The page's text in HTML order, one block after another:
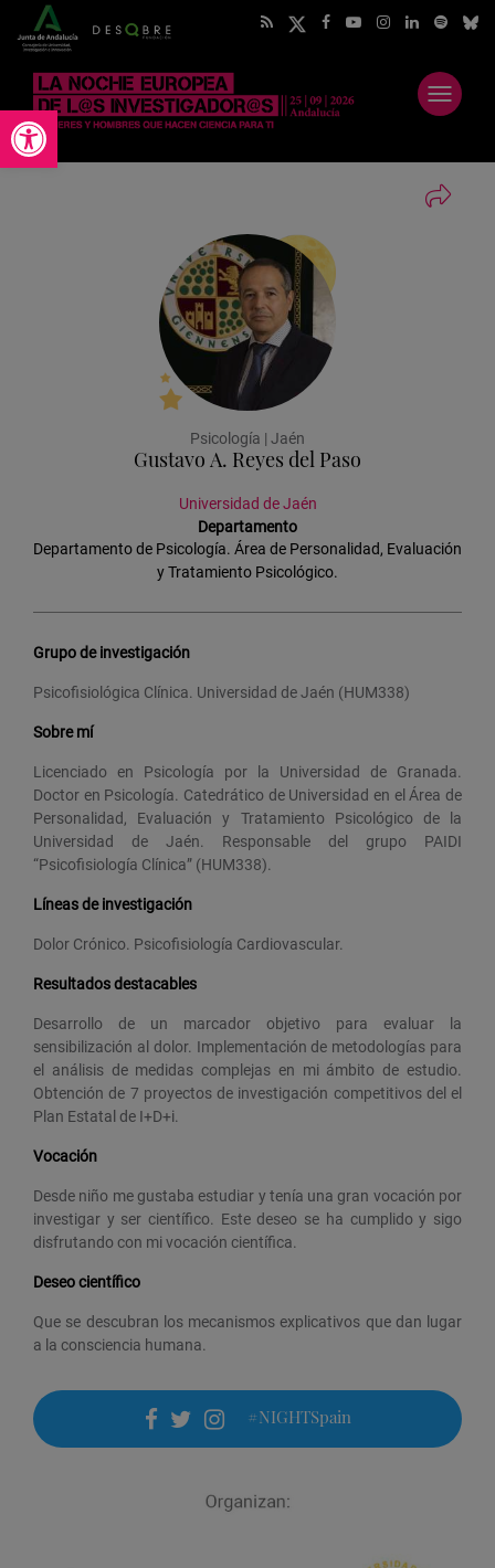
Abrir barra de herramientas
Abrir
menú
Psicología | Jaén
Gustavo A. Reyes del Paso
Universidad de Jaén
Departamento
Departamento de Psicología. Área de Personalidad, Evaluación
y Tratamiento Psicológico.
Grupo de investigación
Psicofisiológica Clínica. Universidad de Jaén (HUM338)
Sobre mí
Licenciado en Psicología por la Universidad de Granada.
Doctor en Psicología. Catedrático de Universidad en el Área de
Personalidad, Evaluación y Tratamiento Psicológico de la
Universidad de Jaén. Responsable del grupo PAIDI
“Psicofisiología Clínica” (HUM338).
Líneas de investigación
Dolor Crónico. Psicofisiología Cardiovascular.
Resultados destacables
Desarrollo de un marcador objetivo para evaluar la
sensibilización al dolor. Implementación de metodologías para
el análisis de medidas complejas en mi ámbito de estudio.
Obtención de 7 proyectos de investigación competitivos del el
Plan Estatal de I+D+i.
Vocación
Desde niño me gustaba estudiar y tenía una gran vocación por
investigar y ser científico. Este deseo se ha cumplido y sigo
disfrutando con mi vocación científica.
Deseo científico
Que se descubran los mecanismos explicativos que dan lugar
a la consciencia humana.
facebook
twitter
instagram
#NIGHTSpain